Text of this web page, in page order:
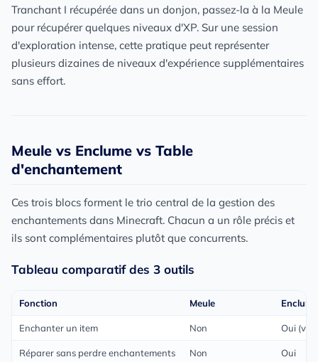
Tranchant I récupérée dans un donjon, passez-la à la Meule
pour récupérer quelques niveaux d'XP. Sur une session
d'exploration intense, cette pratique peut représenter
plusieurs dizaines de niveaux d'expérience supplémentaires
sans effort.
Meule vs Enclume vs Table
d'enchantement
Ces trois blocs forment le trio central de la gestion des
enchantements dans Minecraft. Chacun a un rôle précis et
ils sont complémentaires plutôt que concurrents.
Tableau comparatif des 3 outils
Fonction Meule Enclume
Enchanter un item Non Oui (via
Réparer sans perdre enchantements Non Oui